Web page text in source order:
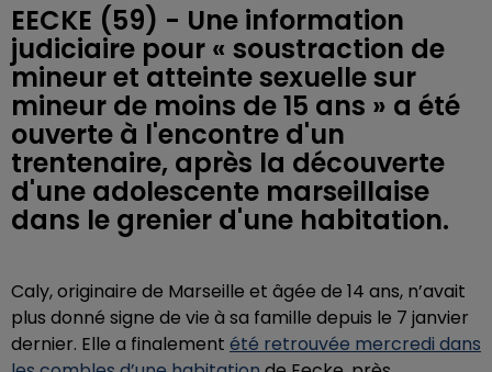
EECKE (59) - Une information
judiciaire pour « soustraction de
mineur et atteinte sexuelle sur
mineur de moins de 15 ans » a été
ouverte à l'encontre d'un
trentenaire, après la découverte
d'une adolescente marseillaise
dans le grenier d'une habitation.
Caly, originaire de Marseille et âgée de 14 ans, n’avait
plus donné signe de vie à sa famille depuis le 7 janvier
dernier. Elle a finalement été retrouvée mercredi dans